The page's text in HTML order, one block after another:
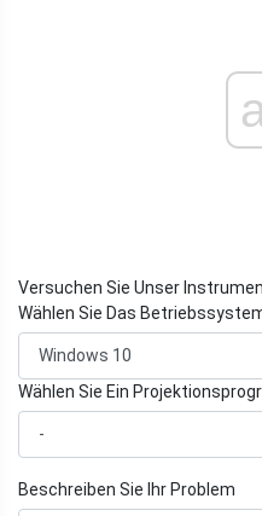
Versuchen Sie Unser
Wählen Sie Das
Wählen Sie Ein
Beschreiben Sie Ihr Problem